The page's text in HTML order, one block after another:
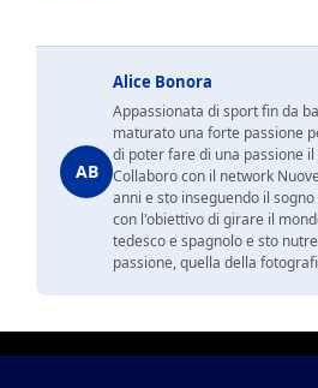
AB
Alice Bonora
Appassionata di sport fin da
maturato una forte passione
di poter fare di una passione
Collaboro con il network
anni e sto inseguendo il
con l'obiettivo di girare il
tedesco e spagnolo e sto
passione, quella della